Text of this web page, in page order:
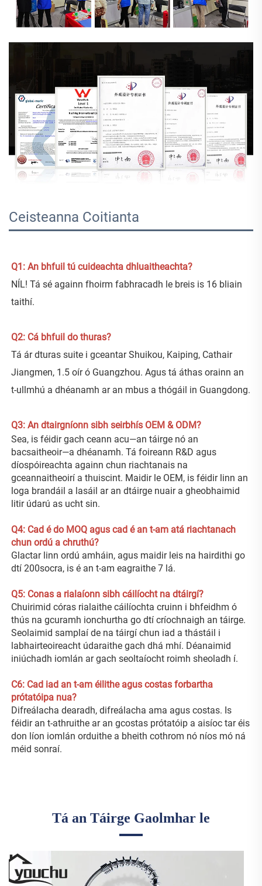
Ceisteanna Coitianta
Q1: An bhfuil tú cuideachta dhluaitheachta?
NÍL! Tá sé againn fhoirm fabhracadh le breis is 16 bliain
taithí.
Q2: Cá bhfuil do thuras?
Tá ár dturas suite i gceantar Shuikou, Kaiping, Cathair
Jiangmen, 1.5 oír ó Guangzhou. Agus tá áthas orainn an
Q3: An dtairgníonn sibh seirbhís OEM & ODM?
Sea, is féidir gach ceann acu—an táirge nó an
bacsaitheoir—a dhéanamh. Tá foireann R&D agus
díospóireachta againn chun riachtanais na
gceannaitheoirí a thuiscint. Maidir le OEM, is féidir linn an
loga brandáil a lasáil ar an dtáirge nuair a gheobhaimid
litir údarú as ucht sin.
Q4: Cad é do MOQ agus cad é an t-am atá riachtanach
chun ordú a chruthú?
Glactar linn ordú amháin, agus maidir leis na hairdithi go
dtí 200socra, is é an t-am eagraithe 7 lá.
Q5: Conas a rialaíonn sibh cáilíocht na dtáirgí?
Chuirimid córas rialaithe cáilíochta cruinn i bhfeidhm ó
thús na gcuramh ionchurtha go dtí críochnaigh an táirge.
Seolaimid samplaí de na táirgí chun iad a thástáil i
labhairteoireacht údaraithe gach dhá mhí. Déanaimid
iniúchadh iomlán ar gach seoltaíocht roimh sheoladh í.
C6: Cad iad an t-am éilithe agus costas forbartha
prótatóipa nua?
Difreálacha dearadh, difreálacha ama agus costas. Is
féidir an t-athruithe ar an gcostas prótatóip a aisíoc tar éis
don líon iomlán orduithe a bheith cothrom nó níos mó ná
méid sonraí.
Tá an Táirge Gaolmhar le